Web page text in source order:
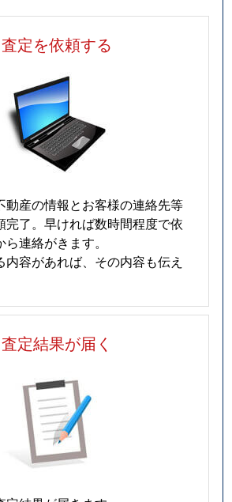
査定を依頼する
動産の情報とお客様の連絡先等
完了。早ければ数時間程度で依
連絡がきます。
内容があれば、その内容も伝え
査定結果が届く